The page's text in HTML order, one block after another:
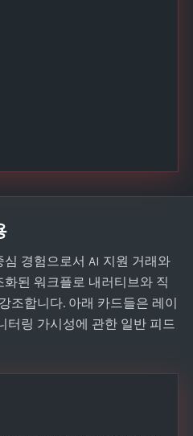
경험으로서 AI 지원 거래와
된 워크플로 내러티브와 직
조합니다. 아래 카드들은 레이
터링 가시성에 관한 일반 피드